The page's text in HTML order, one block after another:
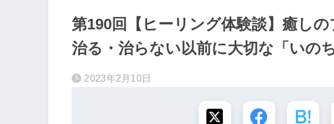
第190回【ヒーリング体験談】癒しの
治る・治らない以前に大切な「いの
2023年2月10日